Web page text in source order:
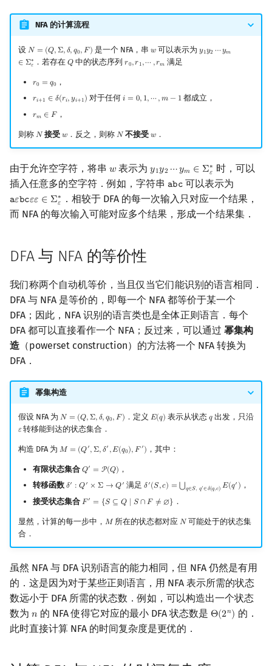
NFA 的计算流程
设 𝑁 = (𝑄, Σ,𝛿,𝑞0,𝐹)
N= (Q ,Σ,δ q0,F ) 是一个 NFA，串 𝑤
w可以表示为 𝑦1𝑦2 ⋯𝑦𝑚
∈ Σ∗
𝜀
y1y2 ⋯ ym
．若存在𝑄
Q 中的状态序列𝑟0,𝑟1,⋯ ,𝑟𝑚
r0,r1,⋯, rm 满足
𝑟0 = 𝑞0
r0 =q 0 ，
𝑟𝑖+1 ∈ 𝛿(𝑟𝑖,𝑦𝑖+1)
ri+1∈δ (ri,yi +1) 对于任何𝑖 = 0, 1,⋯ ,𝑚 − 1
i =0 1,⋯, m −1 都成立，
𝑟𝑚 ∈ 𝐹
rm ∈F ，
则称 𝑁
N 接受 𝑤
w．反之，则称 𝑁
N 不接受 𝑤
w ．
由于允许空字符，将串 𝑤
w 表示为𝑦1𝑦2 ⋯𝑦𝑚 ∈ Σ∗
𝜀
y1y2 ⋯ym ∈ Σε∗时，可以
插入任意多的空字符．例如，字符串 𝚊𝚋𝚌
abc 可以表示为
𝚊𝜀𝚋𝚌𝜀𝜀 ∈ Σ∗
𝜀
aεbcεε ∈Σε∗ ．相较于 DFA 的每一次输入只对应一个结果，
而 NFA 的每次输入可能对应多个结果，形成一个结果集．
DFA 与 NFA 的等价性
我们称两个自动机等价，当且仅当它们能识别的语言相同．
DFA 与 NFA 是等价的，即每一个 NFA 都等价于某一个
DFA；因此，NFA 识别的语言类也是全体正则语言．每个
DFA 都可以直接看作一个 NFA；反过来，可以通过 幂集构
造 （powerset construction）的方法将一个 NFA 转换为
DFA．
幂集构造
假设 NFA 为 𝑁 = (𝑄, Σ,𝛿,𝑞0,𝐹)
N= (Q ,Σ,δ q0,F ) ．定义 𝐸(𝑞)
E(q) 表示从状态𝑞
q出发，只沿
𝜀
ε转移能到达的状态集合．
构造 DFA 为 𝑀 = (𝑄′, Σ,𝛿′ ,𝐸(𝑞0),𝐹 ′)
M= (Q ′,Σ,δ ′ E(q0 ),F′) ，其中：
有限状态集合 𝑄′ = P(𝑄)
Q′= P( Q)
，
转移函数 𝛿′ : 𝑄′ × Σ → 𝑄′
δ′ Q′×Σ → Q′ 满足𝛿′(𝑆,𝑐) = ⋃𝑞∈𝑆, 𝑞′∈𝛿(𝑞,𝑐) 𝐸(𝑞′ )
δ′ (S,c)= ⋃q∈S, q ′∈δ(q,c)E(q ′) ，
接受状态集合 𝐹 ′ = {𝑆 ⊆ 𝑄 ∣ 𝑆∩𝐹 ≠ ∅}
F′= S⊆Q∣ S∩F≠ ∅} ．
显然，计算的每一步中， 𝑀
M 所在的状态都对应 𝑁
N 可能处于的状态集
合．
虽然 NFA 与 DFA 识别语言的能力相同，但 NFA 仍然是有用
的．这是因为对于某些正则语言，用 NFA 表示所需的状态
数远小于 DFA 所需的状态数．例如，可以构造出一个状态
数为 𝑛
n 的 NFA 使得它对应的最小 DFA 状态数是 Θ(2𝑛)
Θ(2n) 的．
此时直接计算 NFA 的时间复杂度是更优的．